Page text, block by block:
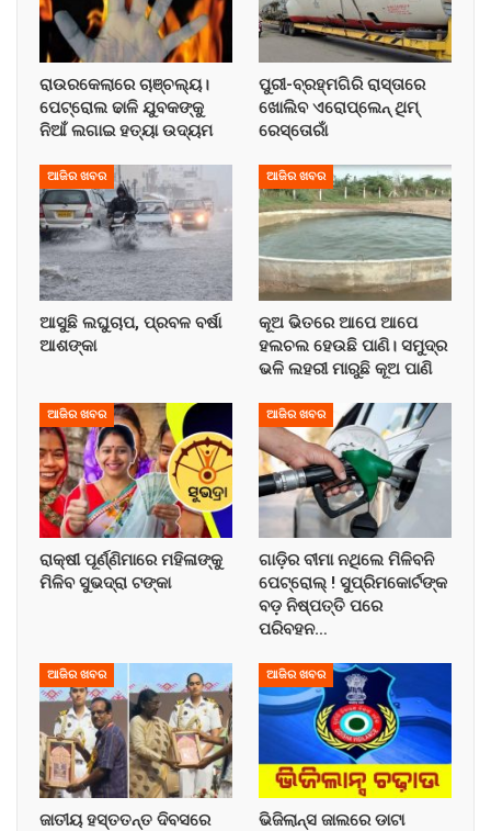
ରାଉରକେଲାରେ ଚାଞ୍ଚଲ୍ୟ।
ପେଟ୍ରୋଲ ଢାଳି ଯୁବକଙ୍କୁ
ନିଆଁ ଲଗାଇ ହତ୍ୟା ଉଦ୍ୟମ
ପୁରୀ-ବ୍ରହ୍ମଗିରି ରାସ୍ତାରେ
ଖୋଲିବ ଏରୋପ୍ଲେନ୍‌ ଥିମ୍‌
ରେସ୍ତୋରାଁ
ଆଜିର ଖବର
ଆସୁଛି ଲଘୁଚାପ, ପ୍ରବଳ ବର୍ଷା
ଆଶଙ୍କା
ଆଜିର ଖବର
କୂଅ ଭିତରେ ଆପେ ଆପେ
ହଲଚଲ ହେଉଛି ପାଣି। ସମୁଦ୍ର
ଭଳି ଲହରୀ ମାରୁଛି କୂଅ ପାଣି
ଆଜିର ଖବର
ରାକ୍ଷୀ ପୂର୍ଣ୍ଣିମାରେ ମହିଳାଙ୍କୁ
ମିଳିବ ସୁଭଦ୍ରା ଟଙ୍କା
ଆଜିର ଖବର
ଗାଡ଼ିର ବୀମା ନଥିଲେ ମିଳିବନି
ପେଟ୍ରୋଲ୍ ! ସୁପ୍ରିମକୋର୍ଟଙ୍କ
ବଡ଼ ନିଷ୍ପତ୍ତି ପରେ
ପରିବହନ…
ଆଜିର ଖବର
ଜାତୀୟ ହସ୍ତତନ୍ତ ଦିବସରେ
ଆଜିର ଖବର
ଭିଜିଲାନ୍ସ ଜାଲରେ ଡାଟା